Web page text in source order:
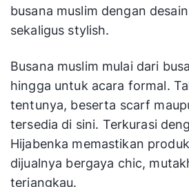
busana muslim dengan
sekaligus stylish.
Busana muslim mulai dari
hingga untuk acara formal.
tentunya, beserta scarf
tersedia di sini. Terkurasi
Hijabenka memastikan
dijualnya bergaya chic,
terjangkau.